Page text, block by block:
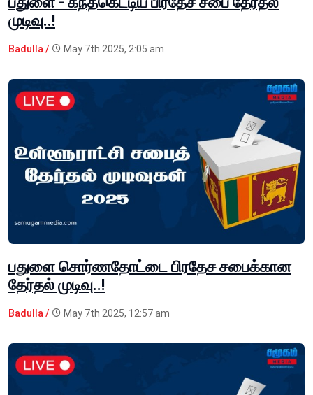
முடிவு..!
Badulla / May 7th 2025, 2:05 am
பதுளை சொர்ணதோட்டை பிரதேச சபைக்கான
தேர்தல் முடிவு..!
Badulla / May 7th 2025, 12:57 am